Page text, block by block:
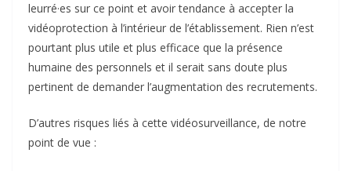
leurré·es sur ce point et avoir tendance à accepter la
vidéoprotection à l’intérieur de l’établissement. Rien n’est
pourtant plus utile et plus efficace que la présence
humaine des personnels et il serait sans doute plus
pertinent de demander l’augmentation des recrutements.
D’autres risques liés à cette vidéosurveillance, de notre
point de vue :